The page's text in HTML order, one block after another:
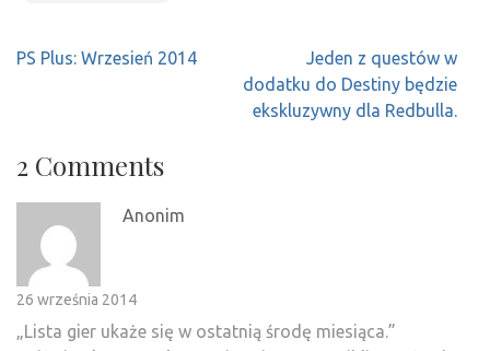
Nawigacja
PS Plus: Wrzesień 2014
Jeden z questów w
dodatku do Destiny będzie
ekskluzywny dla Redbulla.
2 Comments
Anonim
26 września 2014
„Lista gier ukaże się w ostatnią środę miesiąca.”